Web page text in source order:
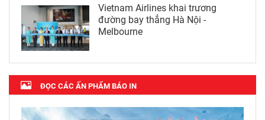
Vietnam Airlines khai trương
đường bay thẳng Hà Nội -
Melbourne
ĐỌC CÁC ẤN PHẨM BÁO IN